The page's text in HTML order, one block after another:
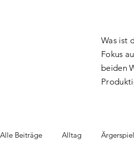
Was ist
Fokus
beiden
Alle Beiträge Alltag